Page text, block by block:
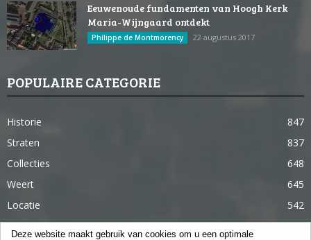
Eeuwenoude fundamenten van Hoogh Kerk
Maria-Wijngaard ontdekt
Philippe de Montmorency 22 augustus 2017
POPULAIRE CATEGORIE
Historie
847
Straten
837
Collecties
648
Weert
645
Locatie
542
Weert in 365 dagen
363
Deze website maakt gebruik van cookies om u een optimale